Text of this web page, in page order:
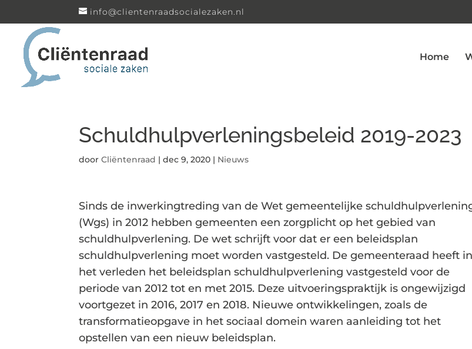
info@clientenraadsocialezaken.nl
Home
Schuldhulpverleningsbeleid 2019-2023
doorCliëntenraad |dec 9, 2020 | Nieuws
Sinds de inwerkingtreding van de Wet gemeentelijke
(Wgs) in 2012 hebben gemeenten een zorgplicht op het gebied van
schuldhulpverlening. De wet schrijft voor dat er een beleidsplan
schuldhulpverlening moet worden vastgesteld. De gemeenteraad heeft in
het verleden het beleidsplan schuldhulpverlening vastgesteld voor de
periode van 2012 tot en met 2015. Deze uitvoeringspraktijk is ongewijzigd
voortgezet in 2016, 2017 en 2018. Nieuwe ontwikkelingen, zoals de
transformatieopgave in het sociaal domein waren aanleiding tot het
opstellen van een nieuw beleidsplan.